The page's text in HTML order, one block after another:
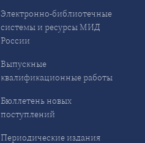
Электронно-библиотечные
системы и ресурсы МИД
России
Выпускные
квалификационные работы
Бюллетень новых
поступлений
Периодические издания